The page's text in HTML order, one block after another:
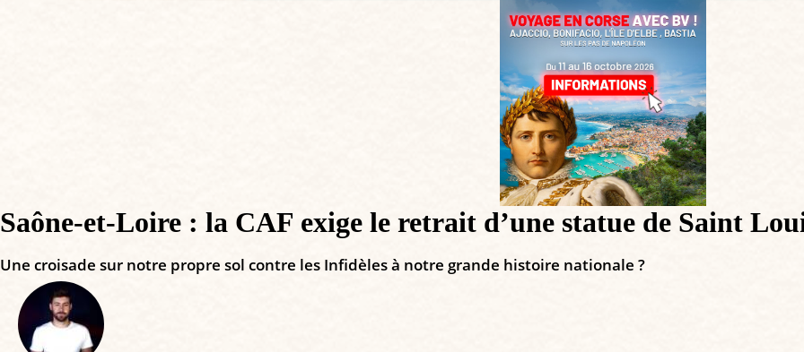
Saône-et-Loire : la CAF exige le retrait d’une statue de Saint
Une croisade sur notre propre sol contre les Infidèles à notre grande histoire nationale ?